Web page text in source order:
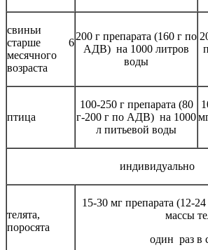
свиньи
старше 6
месячного
возраста
200 г препарата (160 г по
АДВ) на 1000 литров
воды
птица
100-250 г препарата (80
г-200 г по АДВ) на 1000
л питьевой воды
индивидуально
телята,
поросята
15-30 мг препарата (12-
массы
один раз в